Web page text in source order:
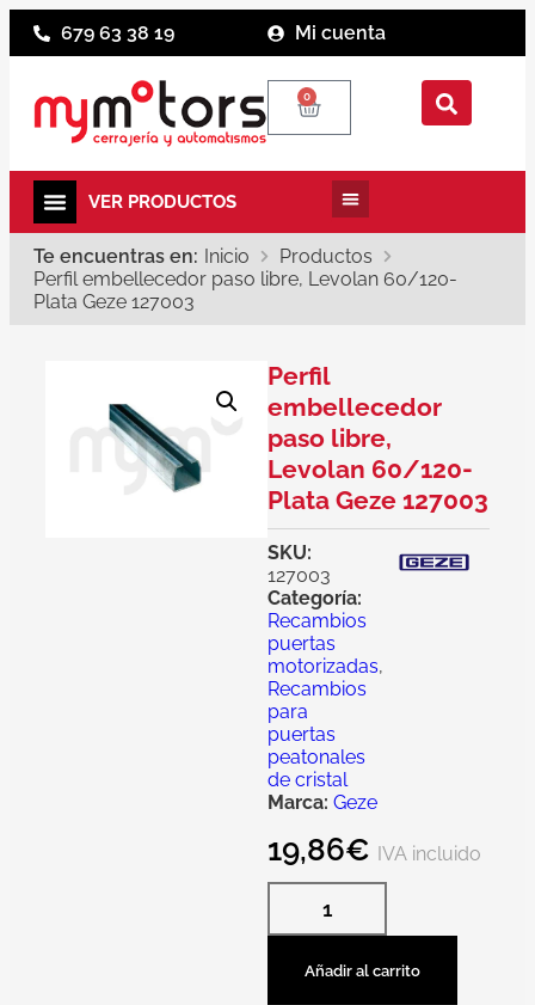
679 63 38 19 Mi cuenta
0
Te encuentras en: Inicio
Productos
Perfil embellecedor paso libre, Levolan 60/120-
Plata Geze 127003
Perfil
embellecedor
paso libre,
Levolan 60/120-
Plata Geze 127003
SKU:
127003
Categoría:
Recambios
puertas
motorizadas,
Recambios
para
puertas
peatonales
de cristal
Marca: Geze
19,86€ IVA incluido
Añadir al carrito